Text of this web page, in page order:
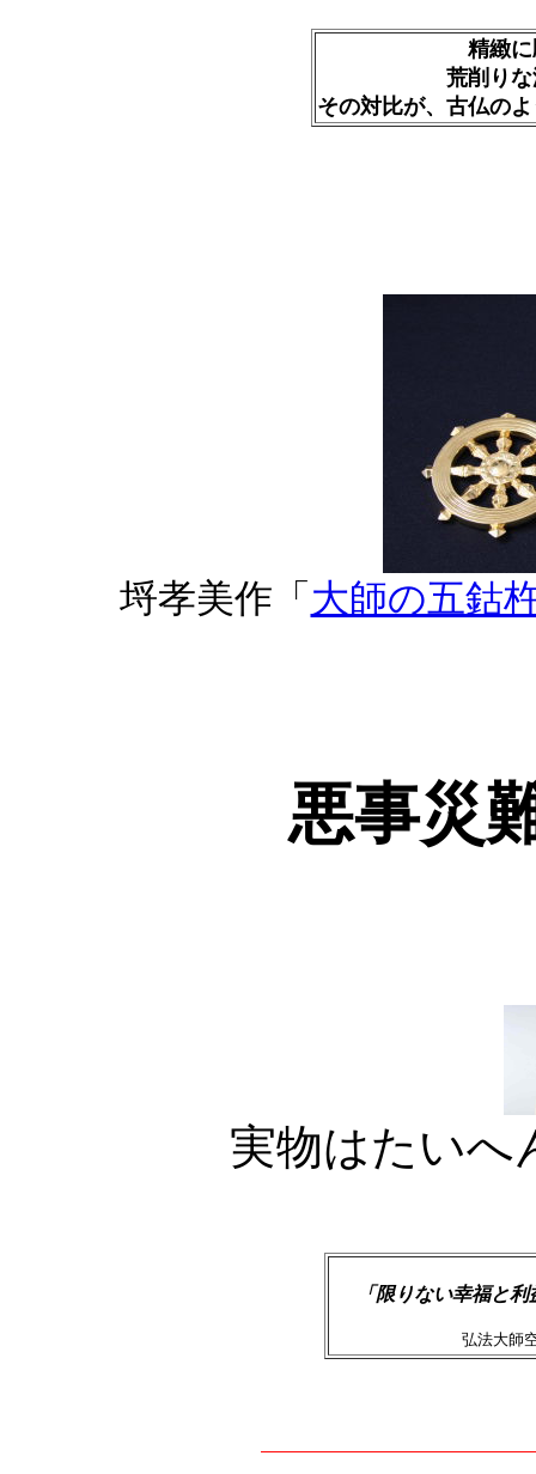
精緻
荒削り
その対比が、古仏の
埒孝美作「 大師の五鈷
悪事災
実物はたいへ
「限りない幸福と
弘法大師